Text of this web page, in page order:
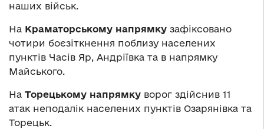
наших військ.
На Краматорському напрямку зафіксовано
чотири боєзіткнення поблизу населених
пунктів Часів Яр, Андріївка та в напрямку
Майського.
На Торецькому напрямку ворог здійснив 11
атак неподалік населених пунктів Озарянівка та
Торецьк.